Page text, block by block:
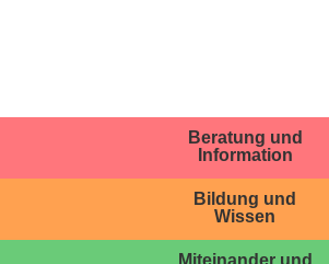
Beratung und
Information
Bildung und
Wissen
Miteinander und